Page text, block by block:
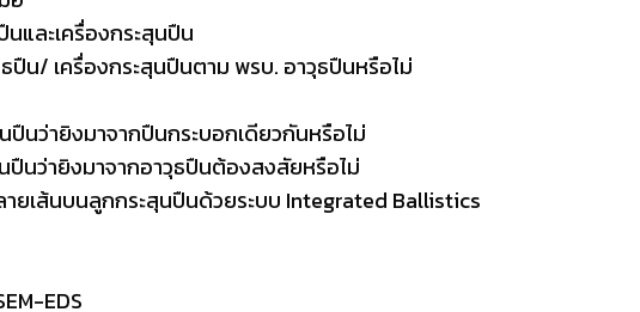
และเครื่องกระสุนปืน
ปืน/ เครื่องกระสุนปืนตาม พรบ. อาวุธปืนหรือไม่
นว่ายิงมาจากปืนกระบอกเดียวกันหรือไม่
นว่ายิงมาจากอาวุธปืนต้องสงสัยหรือไม่
ยเส้นบนลูกกระสุนปืนด้วยระบบ Integrated Ballistics
EDS